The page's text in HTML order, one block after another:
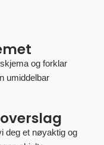
og forklar
umiddelbar
deg et nøyaktig og